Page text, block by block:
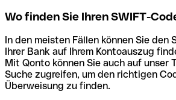
Wo finden Sie Ihren SWIFT-
In den meisten Fällen können Sie den
Ihrer Bank auf Ihrem Kontoauszug
Mit Qonto können Sie auch auf unser
Suche zugreifen, um den richtigen
Überweisung zu finden.